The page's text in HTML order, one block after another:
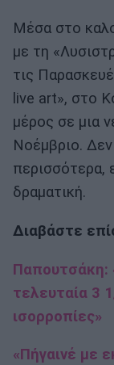
Μέσα στο
με τη
τις
live art», στο
μέρος σε μια
Νοέμβριο.
περισσότερα,
δραματική.
Διαβάστε
Παπουτσάκη:
τελευταία 3
ισορροπίες»
«Πήγαινέ με